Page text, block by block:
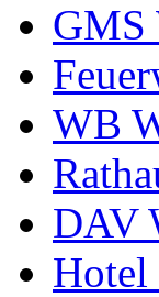
GMS
WB
DAV
Hotel